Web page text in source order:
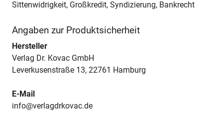
Sittenwidrigkeit, Großkredit, Syndizierung, Bankrecht
Angaben zur Produktsicherheit
Hersteller
Verlag Dr. Kovac GmbH
Leverkusenstraße 13, 22761 Hamburg
E-Mail
info@verlagdrkovac.de